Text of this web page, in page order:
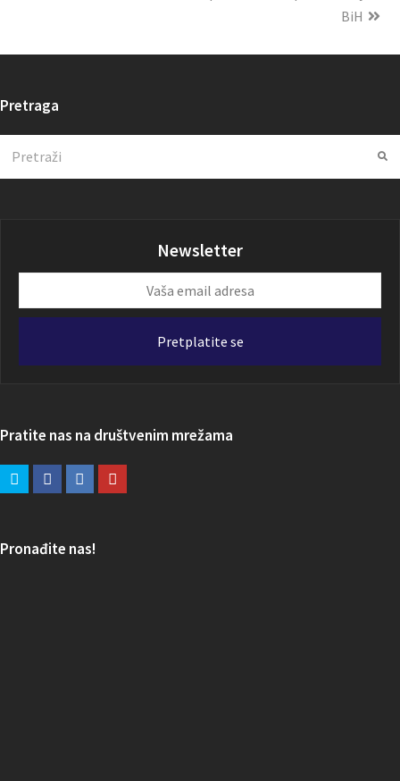
BiH
Pretraga
Newsletter
email
Pretplatite se
Pratite nas na društvenim mrežama
Pronađite nas!